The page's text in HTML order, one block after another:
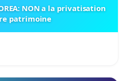
NON a la privatisation
patrimoine